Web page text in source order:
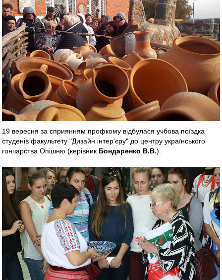
19 вересня за сприянням профкому відбулася учбова поїздка
студенів факультету "Дизайн інтер'єру" до центру українського
гончарства Опішню (керівник Бондаренко В.В.).